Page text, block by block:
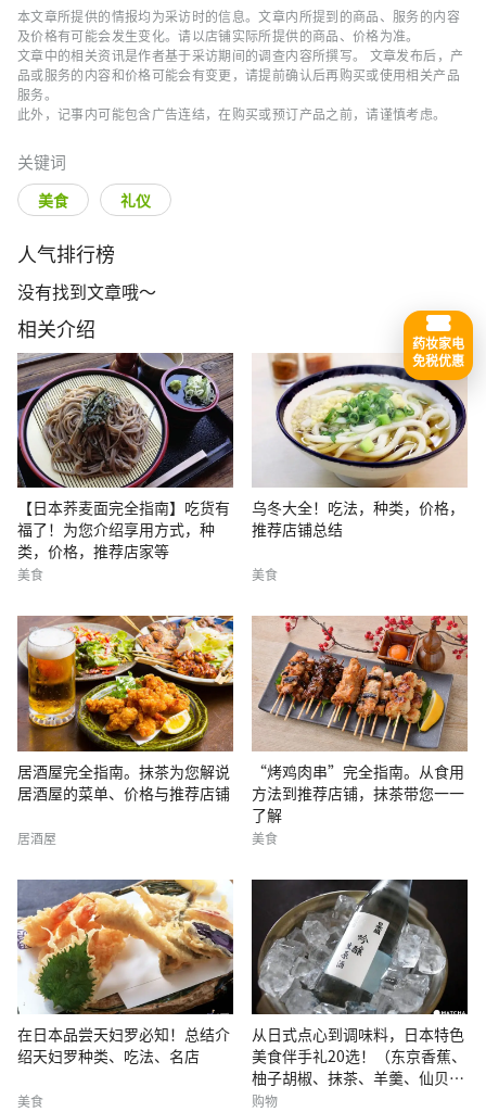
讯来撰写文章。
本文章所提供的情报均为采访时的信息。文章内所提到的商品、服务的内容
及价格有可能会发生变化。请以店铺实际所提供的商品、价格为准。
文章中的相关资讯是作者基于采访期间的调查内容所撰写。 文章发布后，产
品或服务的内容和价格可能会有变更，请提前确认后再购买或使用相关产品
服务。
此外，记事内可能包含广告连结，在购买或预订产品之前，请谨慎考虑。
关键词
美食 礼仪
人气排行榜
没有找到文章哦～
相关介绍
【日本荞麦面完全指南】吃货有
福了！为您介绍享用方式，种
类，价格，推荐店家等
美食
乌冬大全！吃法，种类，价格，
推荐店铺总结
美食
居酒屋完全指南。抹茶为您解说
居酒屋的菜单、价格与推荐店铺
居酒屋
“烤鸡肉串”完全指南。从食用
方法到推荐店铺，抹茶带您一一
了解
美食
在日本品尝天妇罗必知！总结介
绍天妇罗种类、吃法、名店
美食
从日式点心到调味料，日本特色
美食伴手礼20选！（东京香蕉、
柚子胡椒、抹茶、羊羹、仙贝、
铜锣烧等）
购物
药妆家电
免税优惠